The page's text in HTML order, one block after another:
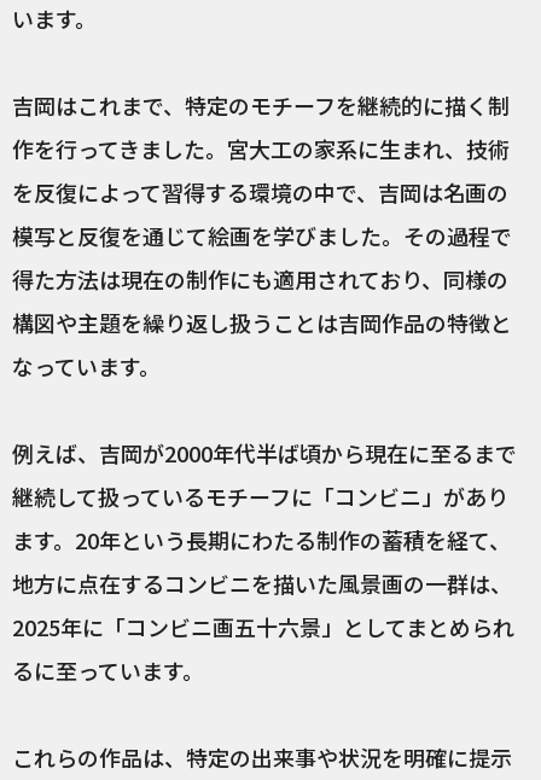
います。
吉岡はこれまで、特定のモチーフを継続的に描く制
作を行ってきました。宮大工の家系に生まれ、技術
を反復によって習得する環境の中で、吉岡は名画の
模写と反復を通じて絵画を学びました。その過程で
得た方法は現在の制作にも適用されており、同様の
構図や主題を繰り返し扱うことは吉岡作品の特徴と
なっています。
例えば、吉岡が2000年代半ば頃から現在に至るまで
継続して扱っているモチーフに「コンビニ」があり
ます。20年という長期にわたる制作の蓄積を経て、
地方に点在するコンビニを描いた風景画の一群は、
2025年に「コンビニ画五十六景」としてまとめられ
るに至っています。
これらの作品は、特定の出来事や状況を明確に提示